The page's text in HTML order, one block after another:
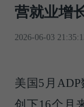
营就业增
2026-06-03
美国5月ADP
创下16个月